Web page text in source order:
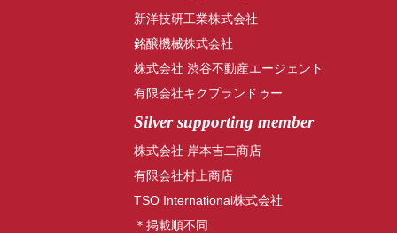
新洋技研工業株式会社
銘醸機械株式会社
株式会社 渋谷不動産エージェント
有限会社キクプランドゥー
Silver supporting member
株式会社 岸本吉二商店
有限会社村上商店
TSO International株式会社
＊掲載順不同